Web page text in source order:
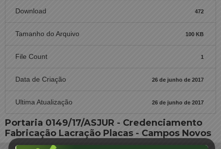
Download 472
Tamanho do Arquivo 100 KB
File Count 1
Data de Criação 26 de junho de 2017
Ultima Atualização 26 de junho de 2017
Portaria 0149/17/ASJUR - Credenciamento
Fabricação Lacração Placas - Campos Novos